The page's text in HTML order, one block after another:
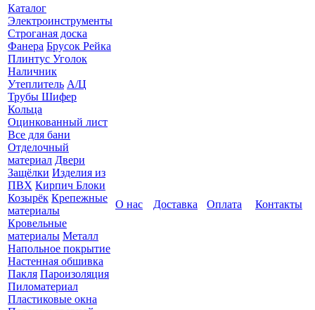
Каталог
Электроинструменты
Строганая доска
Фанера Брусок Рейка
Плинтус Уголок
Наличник
Утеплитель А/Ц
Трубы Шифер
Кольца
Оцинкованный лист
Все для бани
Отделочный
материал Двери
Защёлки Изделия из
ПВХ Кирпич Блоки
Козырёк Крепежные
материалы
Кровельные
материалы Металл
Напольное покрытие
Настенная обшивка
Пакля Пароизоляция
Пиломатериал
Пластиковые окна
О нас Доставка Оплата Контакты